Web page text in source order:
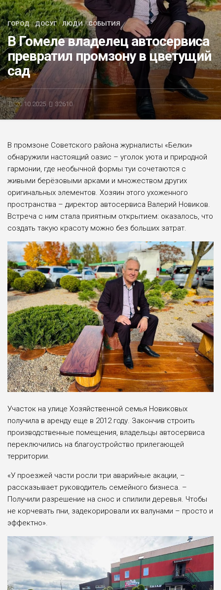
БЛИЦ-ОПРОС
АФИША
ГОРОД/ДОСУГ/ЛЮДИ/СОБЫТИЯ
В Гомеле владелец автосервиса
превратил промзону в цветущий
сад
20.10.2025 32610
В промзоне Советского района журналисты «Белки»
обнаружили настоящий оазис – уголок уюта и природной
гармонии, где необычной формы туи сочетаются с
живыми берёзовыми арками и множеством других
оригинальных элементов. Хозяин этого ухоженного
пространства – директор автосервиса Валерий Новиков.
Встреча с ним стала приятным открытием: оказалось, что
создать такую красоту можно без больших затрат.
Участок на улице Хозяйственной семья Новиковых
получила в аренду еще в 2012 году. Закончив строить
производственные помещения, владельцы автосервиса
переключились на благоустройство прилегающей
территории.
«У проезжей части росли три аварийные акации, –
рассказывает руководитель семейного бизнеса. –
Получили разрешение на снос и спилили деревья. Чтобы
не корчевать пни, задекорировали их валунами – просто и
эффектно».